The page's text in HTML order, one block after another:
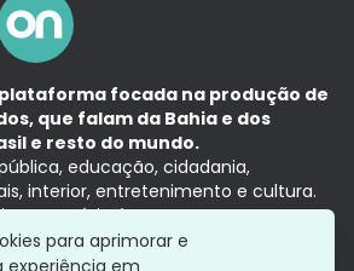
plataforma focada na produção de
que falam da Bahia e dos
e resto do mundo.
educação, cidadania,
interior, entretenimento e cultura.
e a notícia é no tempo presente,
do Grupo Aratu.
de privacidade
para aprimorar e
experiência em